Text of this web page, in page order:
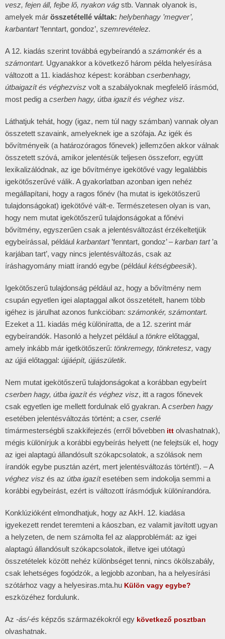
vesz, fejen áll, fejbe lő, nyakon vág stb. Vannak olyanok is,
amelyek már összetétellé váltak: helybenhagy ’megver’,
karbantart’fenntart, gondoz’, szemrevételez.
A 12. kiadás szerint továbbá egybeírandó a számonkérés a
számontart. Ugyanakkor a következő három példa helyesírása
változott a 11. kiadáshoz képest: korábban cserbenhagy,
útbaigazít és véghezvisz volt a szabályoknak megfelelő írásmód,
most pedig a cserben hagy, útba igazít és véghez visz.
Láthatjuk tehát, hogy (igaz, nem túl nagy számban) vannak olyan
összetett szavaink, amelyeknek ige a szófaja. Az igék és
bővítményeik (a határozóragos főnevek) jellemzően akkor válnak
összetett szóvá, amikor jelentésük teljesen összeforr, együtt
lexikalizálódnak, az ige bővítménye igekötővé vagy legalábbis
igekötőszerűvé válik. A gyakorlatban azonban igen nehéz
megállapítani, hogy a ragos főnév (ha mutat is igekötőszerű
tulajdonságokat) igekötővé vált-e. Természetesen olyan is van,
hogy nem mutat igekötőszerű tulajdonságokat a főnévi
bővítmény, egyszerűen csak a jelentésváltozást érzékeltetjük
egybeírással, például karbantart’fenntart, gondoz’ –karban tart’a
karjában tart’, vagy nincs jelentésváltozás, csak az
íráshagyomány miatt írandó egybe (például kétségbeesik).
Igekötőszerű tulajdonság például az, hogy a bővítmény nem
csupán egyetlen igei alaptaggal alkot összetételt, hanem több
igéhez is járulhat azonos funkcióban: számonkér, számontart.
Ezeket a 11. kiadás még különíratta, de a 12. szerint már
egybeírandók. Hasonló a helyzet például a tönkre előtaggal,
amely inkább már igetkötőszerű: tönkremegy, tönkretesz, vagy
az újjá előtaggal: újjáépít, újjászületik.
Nem mutat igekötőszerű tulajdonságokat a korábban egybeírt
cserben hagy, útba igazít és véghez visz, itt a ragos főnevek
csak egyetlen ige mellett fordulnak elő gyakran. Acserben hagy
esetében jelentésváltozás történt; a cser, cserlé
tímármesterségbli szakkifejezés (erről bővebben itt olvashatnak),
mégis különírjuk a korábbi egybeírás helyett (ne felejtsük el, hogy
az igei alaptagú állandósult szókapcsolatok, a szólások nem
írandók egybe pusztán azért, mert jelentésváltozás történt!). – A
véghez visz és az útba igazítesetében sem indokolja semmi a
korábbi egybeírást, ezért is változott írásmódjuk különírandóra.
Konklúzióként elmondhatjuk, hogy az AkH. 12. kiadása
igyekezett rendet teremteni a káoszban, ez valamit javított ugyan
a helyzeten, de nem számolta fel az alapproblémát: az igei
alaptagú állandósult szókapcsolatok, illetve igei utótagú
összetételek között nehéz különbséget tenni, nincs ökölszabály,
csak lehetséges fogódzók, a legjobb azonban, ha a helyesírási
szótárhoz vagy a helyesiras.mta.hu Külön vagy egybe?
eszközéhez fordulunk.
Az -ás/-és képzős származékokról egy következő posztban
olvashatnak.